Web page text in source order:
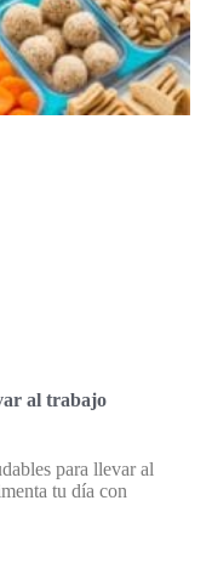
al trabajo
para llevar al
tu día con